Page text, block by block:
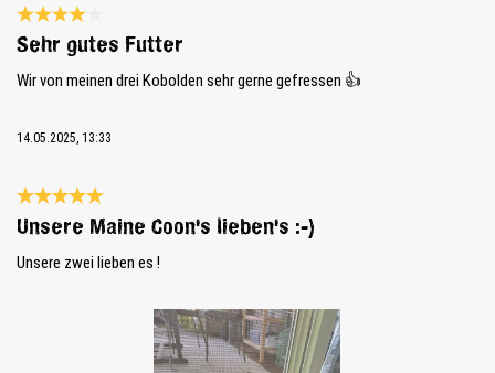
Bewertung mit 4 von 5 Sternen
Sehr gutes Futter
Wir von meinen drei Kobolden sehr gerne gefressen 👍
14.05.2025, 13:33
Bewertung mit 5 von 5 Sternen
Unsere Maine Coon's lieben's :-)
Unsere zwei lieben es !
Bildergalerie überspringen